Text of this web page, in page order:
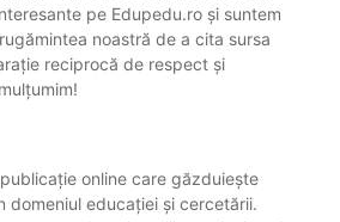
pe Edupedu.ro și suntem
noastră de a cita sursa
reciprocă de respect și
online care găzduiește
domeniul educației și cercetării.